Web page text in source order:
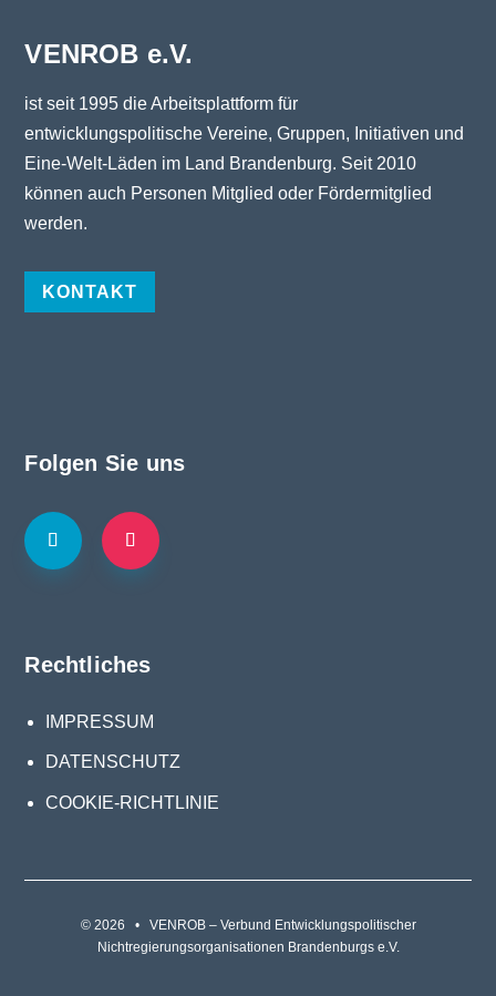
VENROB e.V.
ist seit 1995 die Arbeitsplattform für
entwicklungspolitische Vereine, Gruppen, Initiativen und
Eine-Welt-Läden im Land Brandenburg. Seit 2010
können auch Personen Mitglied oder Fördermitglied
werden.
KONTAKT
Folgen Sie uns
Rechtliches
IMPRESSUM
DATENSCHUTZ
COOKIE-RICHTLINIE
© 2026 • VENROB – Verbund Entwicklungspolitischer
Nichtregierungsorganisationen Brandenburgs e.V.